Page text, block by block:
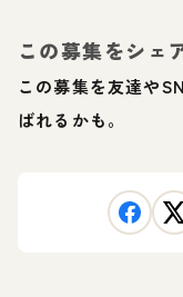
この募集をシェ
この募集を友達や
ばれるかも。